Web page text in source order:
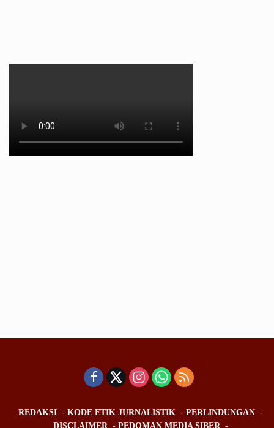
REDAKSI KODE ETIK JURNALISTIK
PERLINDUNGAN
DISCLAIMER
PEDOMAN MEDIA SIBER